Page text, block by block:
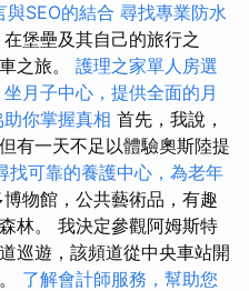
與SEO的結合 尋找專業防水
在堡壘及其自己的旅行之
之旅。 護理之家單人房選
坐月子中心，提供全面的月
你掌握真相 首先，我說，
有一天不足以體驗奧斯陸提
找可靠的養護中心，為老年
物館，公共藝術品，有趣
林。 我決定參觀阿姆斯特
巡遊，該頻道從中央車站開
了解會計師服務，幫助您